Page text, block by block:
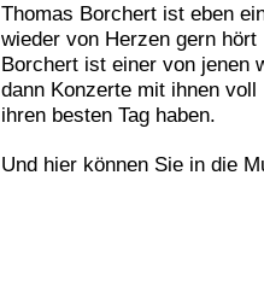
Thomas Borchert ist eben
wieder von Herzen gern
Borchert ist einer von jenen
dann Konzerte mit ihnen
ihren besten Tag haben.
Und hier können Sie in die